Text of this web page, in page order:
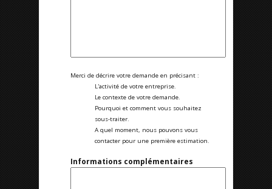
Merci de décrire votre demande en précisant :
L'activité de votre entreprise.
Le contexte de votre demande.
Pourquoi et comment vous souhaitez
sous-traiter.
A quel moment, nous pouvons vous
contacter pour une première estimation.
Informations complémentaires